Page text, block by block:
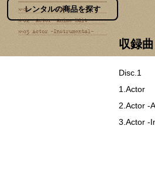
レンタルの商品を探す
収録曲
Disc.1
1.Actor
2.Actor -
3.Actor -